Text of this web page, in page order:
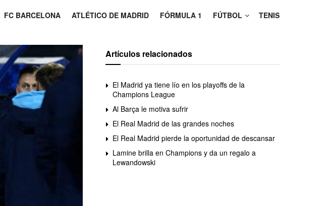
FC BARCELONA ATLÉTICO DE MADRID FÓRMULA 1 FÚTBOL TENIS
Artículos relacionados
El Madrid ya tiene lío en los playoffs de la
Champions League
Al Barça le motiva sufrir
El Real Madrid de las grandes noches
El Real Madrid pierde la oportunidad de descansar
Lamine brilla en Champions y da un regalo a
Lewandowski